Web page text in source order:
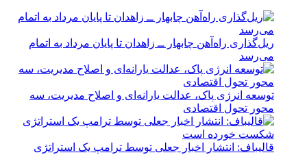
ریل‌گذاری راه‌آهن چابهار ــ زاهدان تا پایان مرداد به اتمام
می‌رسد
توسعه انرژی پاک، عدالت یارانه‌ای و اصلاح مدیریت، سه
محور تحول اقتصادی
قالیباف: انتشار اخبار جعلی توسط ترامپ یک استراتژی